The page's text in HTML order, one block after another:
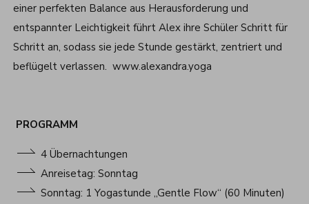
einer perfekten Balance aus Herausforderung und
entspannter Leichtigkeit führt Alex ihre Schüler Schritt für
Schritt an, sodass sie jede Stunde gestärkt, zentriert und
beflügelt verlassen. www.alexandra.yoga
PROGRAMM
4 Übernachtungen
Anreisetag: Sonntag
Sonntag: 1 Yogastunde „Gentle Flow“ (60 Minuten)